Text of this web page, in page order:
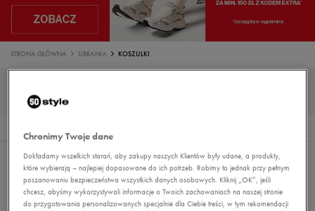
STRONA GŁÓWNA UBRANIA KOSZULKI
Sortuj:
REKOMENDOWANE
FILTRUJ (3)
Pokaż
60
z 2
Chronimy Twoje dane
Dokładamy wszelkich starań, aby zakupy naszych Klientów były udane, a produkty,
które wybierają – najlepiej dopasowane do ich potrzeb. Robimy to jednak przy pełnym
poszanowaniu bezpieczeństwa wszystkich danych osobowych. Kliknij „OK”, jeśli
chcesz, abyśmy wykorzystywali informacje o Twoich zachowaniach na naszej stronie
do przygotowania personalizowanych specjalnie dla Ciebie treści, w tym rekomendacji